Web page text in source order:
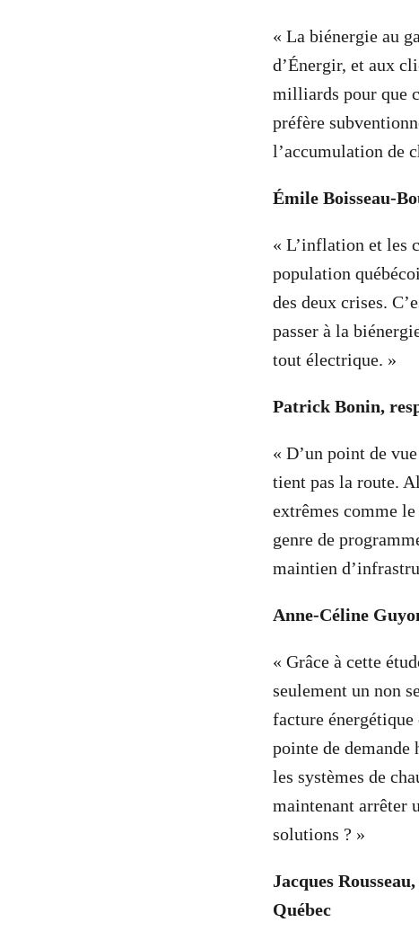
« La biénergie au
d’Énergir, et aux
milliards pour que
préfère
l’accumulation de
Émile Boisseau-
« L’inflation et les
population
des deux crises.
passer à la
tout électrique. »
Patrick Bonin,
« D’un point de
tient pas la route.
extrêmes comme
genre de
maintien
Anne-Céline
« Grâce à cette
seulement un non
facture énergétique
pointe de
les systèmes de
maintenant arrêter
solutions ? »
Jacques
Québec